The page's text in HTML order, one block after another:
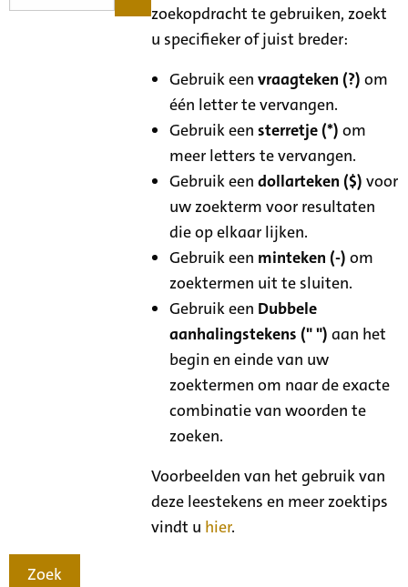
zoekopdracht te gebruiken, zoekt
u specifieker of juist breder:
Gebruik eenvraagteken (?) om
één letter te vervangen.
Gebruik eensterretje (*) om
meer letters te vervangen.
Gebruik eendollarteken ($) voor
uw zoekterm voor resultaten
die op elkaar lijken.
Gebruik een minteken (-) om
zoektermen uit te sluiten.
Gebruik een Dubbele
aanhalingstekens (" ") aan het
begin en einde van uw
zoektermen om naar de exacte
combinatie van woorden te
zoeken.
Voorbeelden van het gebruik van
deze leestekens en meer zoektips
vindt u hier.
Zoek